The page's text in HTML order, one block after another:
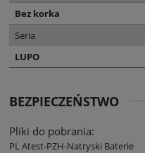
Bez korka
Seria
LUPO
BEZPIECZEŃSTWO
Pliki do pobrania:
PL Atest-PZH-Natryski Baterie